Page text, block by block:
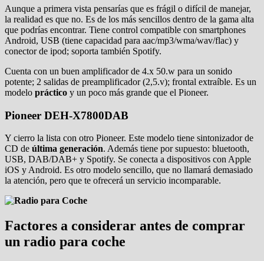
Aunque a primera vista pensarías que es frágil o difícil de manejar,
la realidad es que no. Es de los más sencillos dentro de la gama alta
que podrías encontrar. Tiene control compatible con smartphones
Android, USB (tiene capacidad para aac/mp3/wma/wav/flac) y
conector de ipod; soporta también Spotify.
Cuenta con un buen amplificador de 4.x 50.w para un sonido
potente; 2 salidas de preamplificador (2,5.v); frontal extraíble. Es un
modelo práctico y un poco más grande que el Pioneer.
Pioneer DEH-X7800DAB
Y cierro la lista con otro Pioneer. Este modelo tiene sintonizador de
CD de última generación. Además tiene por supuesto: bluetooth,
USB, DAB/DAB+ y Spotify. Se conecta a dispositivos con Apple
iOS y Android. Es otro modelo sencillo, que no llamará demasiado
la atención, pero que te ofrecerá un servicio incomparable.
Factores a considerar antes de comprar
un radio para coche